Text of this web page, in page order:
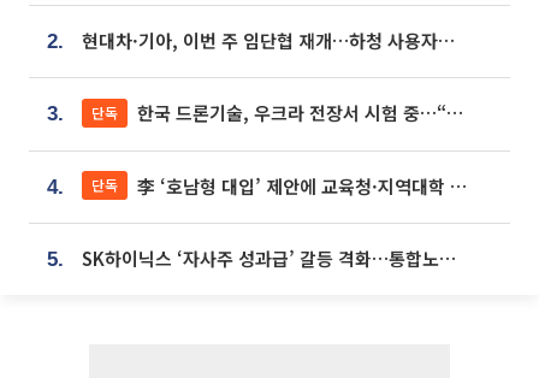
2. 현대차·기아, 이번 주 임단협 재개…하청 사용자성 재심도 ‘변수’
3. 단독 한국 드론기술, 우크라 전장서 시험 중…“스타트업 여러 곳 참여”
4. 단독 李 ‘호남형 대입’ 제안에 교육청·지역대학 서·논술형 입시 연계 '착수'
5. SK하이닉스 ‘자사주 성과급’ 갈등 격화…통합노조 출범 움직임